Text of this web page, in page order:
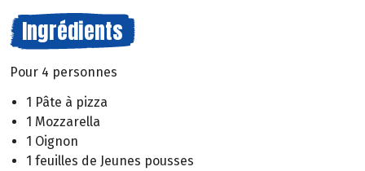
Ingrédients
Pour 4 personnes
1 Pâte à pizza
1 Mozzarella
1 Oignon
1 feuilles de Jeunes pousses